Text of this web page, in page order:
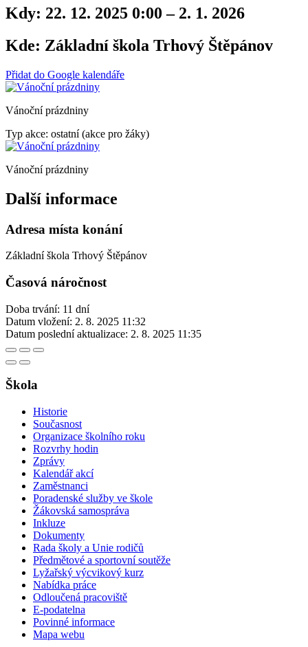
Kdy: 22. 12. 2025 0:00 – 2. 1. 2026
Kde: Základní škola Trhový Štěpánov
Přidat do Google kalendáře
Vánoční prázdniny
Typ akce: ostatní (akce pro žáky)
Vánoční prázdniny
Další informace
Adresa místa konání
Základní škola Trhový Štěpánov
Časová náročnost
Doba trvání: 11 dní
Datum vložení: 2. 8. 2025 11:32
Datum poslední aktualizace: 2. 8. 2025 11:35
Škola
Historie
Současnost
Organizace školního roku
Rozvrhy hodin
Zprávy
Kalendář akcí
Zaměstnanci
Poradenské služby ve škole
Žákovská samospráva
Inkluze
Dokumenty
Rada školy a Unie rodičů
Předmětové a sportovní soutěže
Lyžařský výcvikový kurz
Nabídka práce
Odloučená pracoviště
E-podatelna
Povinné informace
Mapa webu